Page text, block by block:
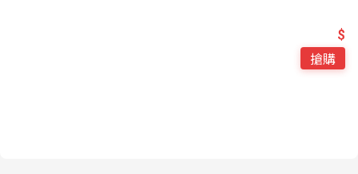
$
搶購